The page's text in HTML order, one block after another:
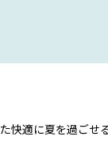
適に夏を過ごせ